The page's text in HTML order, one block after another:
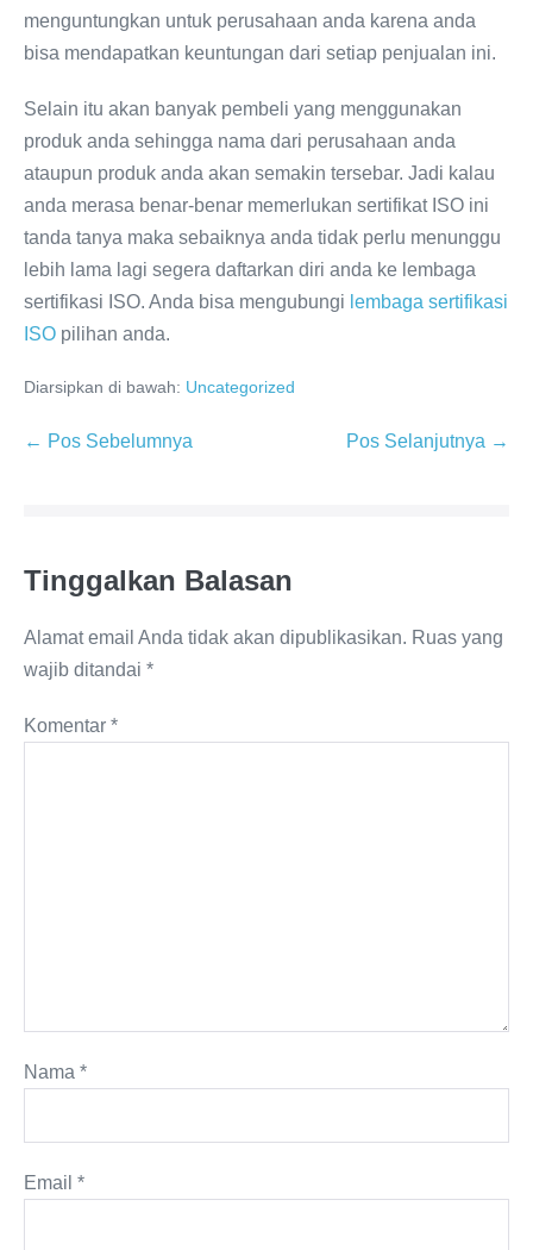
menguntungkan untuk perusahaan anda karena anda
bisa mendapatkan keuntungan dari setiap penjualan ini.
Selain itu akan banyak pembeli yang menggunakan
produk anda sehingga nama dari perusahaan anda
ataupun produk anda akan semakin tersebar. Jadi kalau
anda merasa benar-benar memerlukan sertifikat ISO ini
tanda tanya maka sebaiknya anda tidak perlu menunggu
lebih lama lagi segera daftarkan diri anda ke lembaga
sertifikasi ISO. Anda bisa mengubungi lembaga sertifikasi
ISO pilihan anda.
Diarsipkan di bawah: Uncategorized
Navigasi
← Pos Sebelumnya Pos Selanjutnya →
Tinggalkan Balasan
Alamat email Anda tidak akan dipublikasikan. Ruas yang
wajib ditandai *
Komentar *
Nama *
Email *